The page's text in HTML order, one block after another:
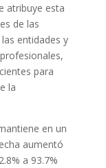
atribuye esta
de las
entidades y
para
la
en un
aumentó
a 93.7%